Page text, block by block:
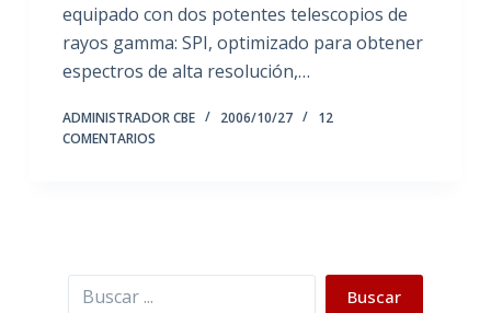
equipado con dos potentes telescopios de
rayos gamma: SPI, optimizado para obtener
espectros de alta resolución,…
ADMINISTRADOR CBE 2006/10/27
12
COMENTARIOS
Buscar Buscar